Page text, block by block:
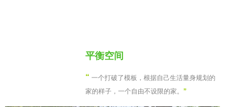
平衡空间
“ 一个打破了模板，根据自己生活量身规划的
家的样子，一个自由不设限的家。 ”